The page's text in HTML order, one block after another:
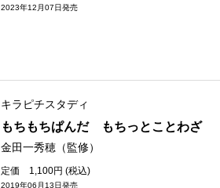
2023年12月07日発売
キラピチスタディ
もちもちぱんだ もちっとことわざ
金田一秀穂（監修）
定価 1,100円 (税込)
2019年06月13日発売